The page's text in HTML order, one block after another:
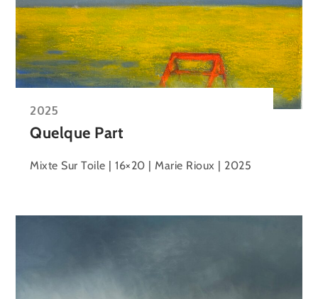
2025
Quelque Part
Mixte Sur Toile | 16×20 | Marie Rioux | 2025